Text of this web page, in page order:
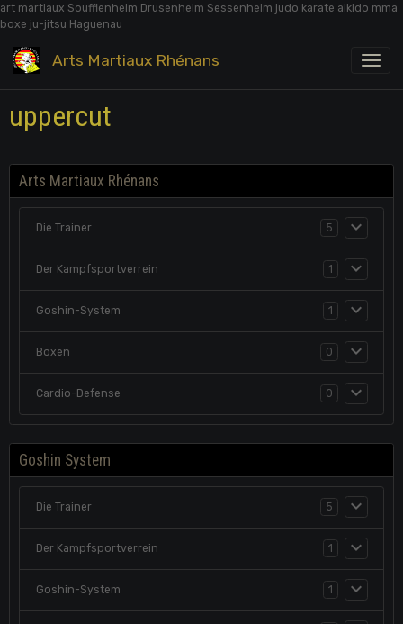
art martiaux Soufflenheim Drusenheim Sessenheim judo karate aikido mma
boxe ju-jitsu Haguenau
Arts Martiaux Rhénans
uppercut
Arts Martiaux Rhénans
Die Trainer 5
Der Kampfsportverrein 1
Goshin-System 1
Boxen 0
Cardio-Defense 0
Goshin System
Die Trainer 5
Der Kampfsportverrein 1
Goshin-System 1